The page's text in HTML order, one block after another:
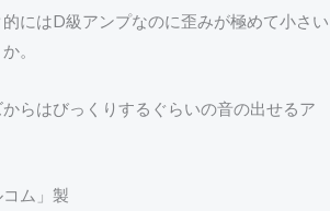
にはD級アンプなのに歪みが極めて小さい
。
らはびっくりするぐらいの音の出せるア
ム」製